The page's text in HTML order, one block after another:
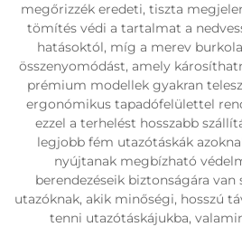
megőrizzék eredeti, tiszta
tömítés védi a tartalmat a
hatásoktól, míg a merev
összenyomódást, amely
prémium modellek gyakran
ergonómikus tapadófelülettel
ezzel a terhelést hosszabb
legjobb fém utazótáskák
nyújtanak megbízható
berendezéseik biztonságára van
utazóknak, akik minőségi, hosszú
tenni utazótáskájukba,